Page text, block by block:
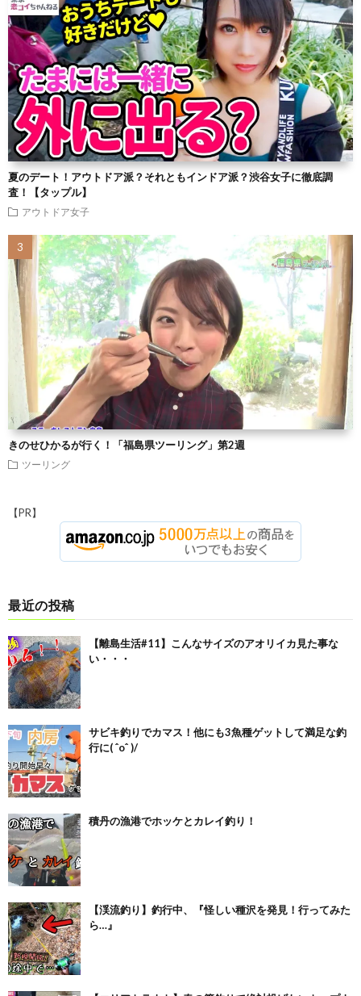
夏のデート！アウトドア派？それともインドア派？渋谷女子に徹底調
査！【タップル】
アウトドア女子
きのせひかるが行く！「福島県ツーリング」第2週
ツーリング
【PR】
最近の投稿
【離島生活#11】こんなサイズのアオリイカ見た事な
い・・・
サビキ釣りでカマス！他にも3魚種ゲットして満足な釣
行に( ˆoˆ )/
積丹の漁港でホッケとカレイ釣り！
【渓流釣り】釣行中、『怪しい種沢を発見！行ってみた
ら…』